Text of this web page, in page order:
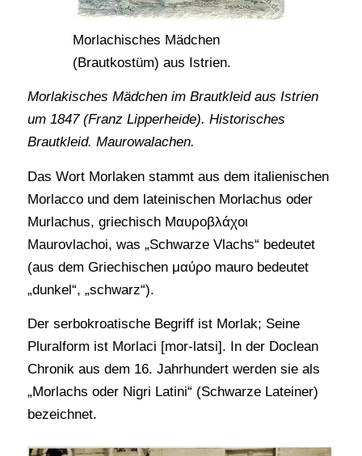
Morlachisches Mädchen
(Brautkostüm) aus Istrien.
Morlakisches Mädchen im Brautkleid aus Istrien
um 1847 (Franz Lipperheide). Historisches
Brautkleid. Maurowalachen.
Das Wort Morlaken stammt aus dem italienischen
Morlacco und dem lateinischen Morlachus oder
Murlachus, griechisch Μαυροβλάχοι
Maurovlachoi, was „Schwarze Vlachs“ bedeutet
(aus dem Griechischen μαύρο mauro bedeutet
„dunkel“, „schwarz“).
Der serbokroatische Begriff ist Morlak; Seine
Pluralform ist Morlaci [mor-latsi]. In der Doclean
Chronik aus dem 16. Jahrhundert werden sie als
„Morlachs oder Nigri Latini“ (Schwarze Lateiner)
bezeichnet.